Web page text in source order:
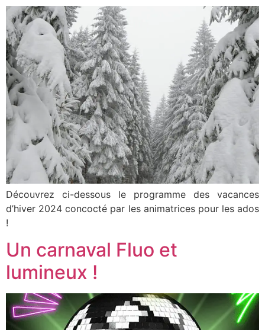
Découvrez ci-dessous le programme des vacances
d’hiver 2024 concocté par les animatrices pour les ados
!
Un carnaval Fluo et
lumineux !